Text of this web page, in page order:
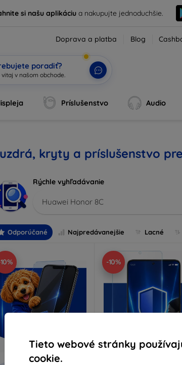
si našu aplikáciua nakupujte jednoduchšie.
Tieto webové stránky
cookie.
Doprava a platba Blog
poradiť?
Príslušenstvo Audio
kryty a príslušenstvo
Rýchle vyhľadávanie
Huawei Honor 8C
Odporúčané Najpredávanejšie Lacné
-10%